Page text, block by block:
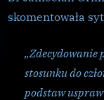
skomentowała
„Zdecydowanie
stosunku do
podstaw